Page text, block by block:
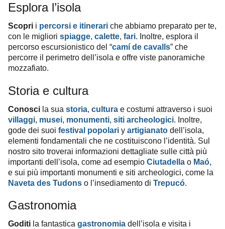
Esplora l’isola
Scopri i percorsi e itinerari che abbiamo preparato per te,
con le migliori spiagge, calette, fari. Inoltre, esplora il
percorso escursionistico del “camí de cavalls” che
percorre il perimetro dell’isola e offre viste panoramiche
mozzafiato.
Storia e cultura
Conosci la sua storia, cultura e costumi attraverso i suoi
villaggi, musei, monumenti, siti archeologici. Inoltre,
gode dei suoi festival popolari y artigianato dell’isola,
elementi fondamentali che ne costituiscono l’identità. Sul
nostro sito troverai informazioni dettagliate sulle città più
importanti dell’isola, come ad esempio Ciutadella o Maó,
e sui più importanti monumenti e siti archeologici, come la
Naveta des Tudons o l’insediamento di Trepucó.
Gastronomia
Goditi la fantastica gastronomia dell’isola e visita i